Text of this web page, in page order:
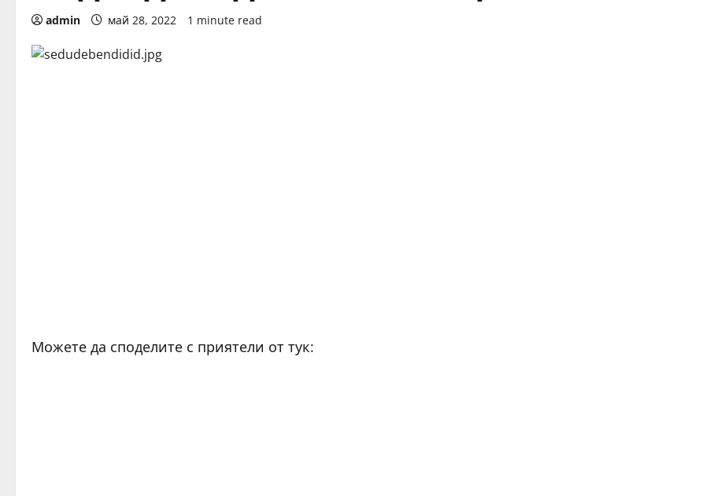
admin май 28, 2022 1 minute read
Можете да споделите с приятели от тук: